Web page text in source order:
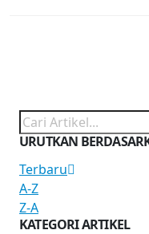
URUTKAN
Terbaru
A-Z
Z-A
KATEGORI ARTIKEL